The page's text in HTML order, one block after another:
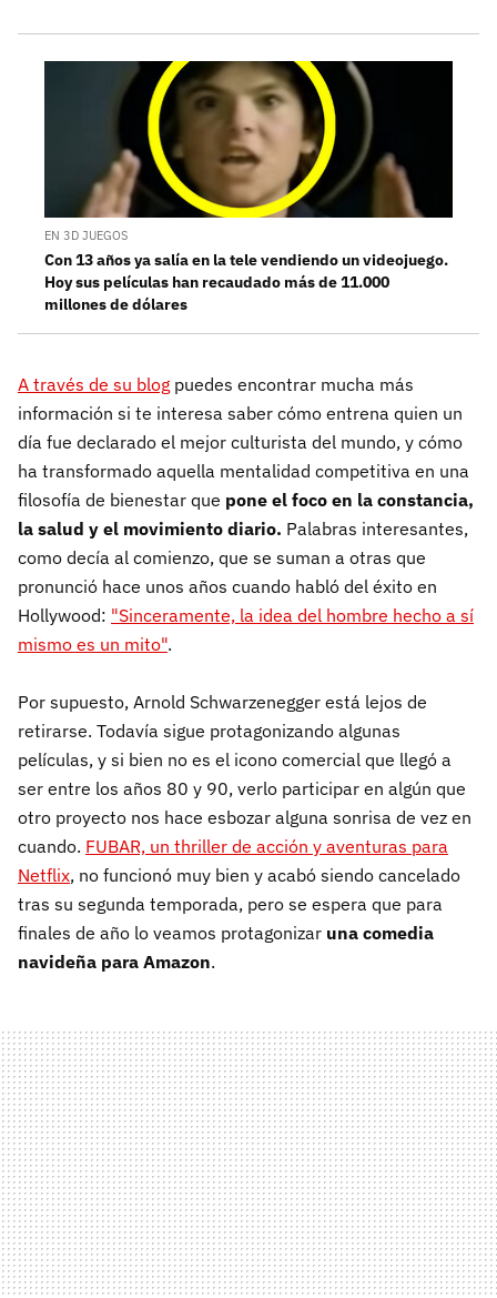
EN 3D JUEGOS
Con 13 años ya salía en la tele vendiendo un videojuego.
Hoy sus películas han recaudado más de 11.000
millones de dólares
A través de su blog puedes encontrar mucha más
información si te interesa saber cómo entrena quien un
día fue declarado el mejor culturista del mundo, y cómo
ha transformado aquella mentalidad competitiva en una
filosofía de bienestar que pone el foco en la constancia,
la salud y el movimiento diario. Palabras interesantes,
como decía al comienzo, que se suman a otras que
pronunció hace unos años cuando habló del éxito en
Hollywood: "Sinceramente, la idea del hombre hecho a sí
mismo es un mito".
Por supuesto, Arnold Schwarzenegger está lejos de
retirarse. Todavía sigue protagonizando algunas
películas, y si bien no es el icono comercial que llegó a
ser entre los años 80 y 90, verlo participar en algún que
otro proyecto nos hace esbozar alguna sonrisa de vez en
cuando. FUBAR, un thriller de acción y aventuras para
Netflix, no funcionó muy bien y acabó siendo cancelado
tras su segunda temporada, pero se espera que para
finales de año lo veamos protagonizar una comedia
navideña para Amazon.